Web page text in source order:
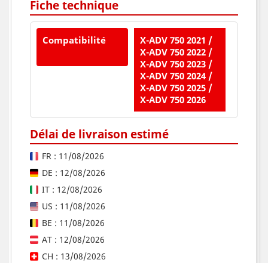
Fiche technique
Compatibilité
X-ADV 750 2021 /
X-ADV 750 2022 /
X-ADV 750 2023 /
X-ADV 750 2024 /
X-ADV 750 2025 /
X-ADV 750 2026
Délai de livraison estimé
FR : 11/08/2026
DE : 12/08/2026
IT : 12/08/2026
US : 11/08/2026
BE : 11/08/2026
AT : 12/08/2026
CH : 13/08/2026